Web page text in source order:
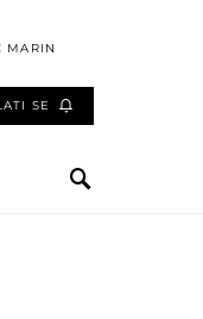
MARIN
SE